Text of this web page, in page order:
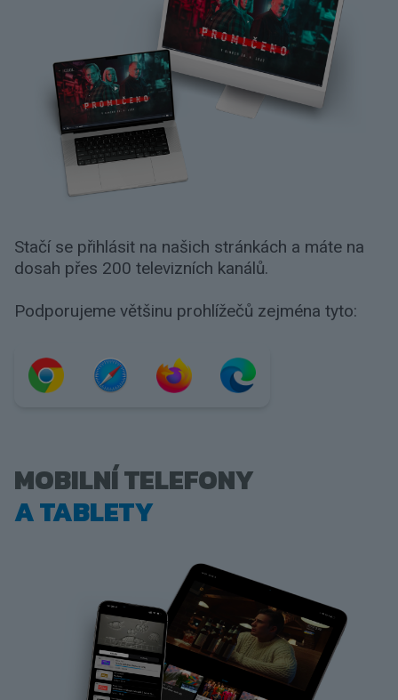
Stačí se přihlásit na našich stránkách a máte na
dosah přes 200 televizních kanálů.
Podporujeme většinu prohlížečů zejména tyto:
MOBILNÍ TELEFONY
A TABLETY